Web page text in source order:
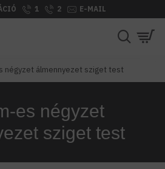
1 2 E-MAIL
négyzet álmennyezet sziget test
es négyzet
sziget test